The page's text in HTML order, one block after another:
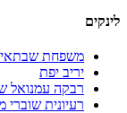
לינקים
משפחת שבתאי
יריב יפת
רבקה עמנואל
רעיונית שוברי